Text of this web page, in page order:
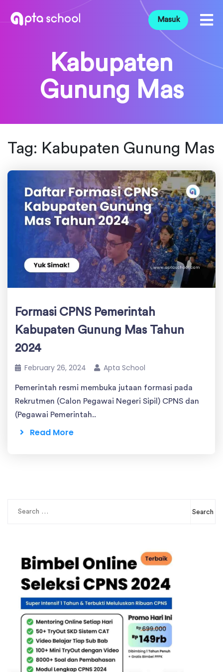
Masuk
Kabupaten
Gunung Mas
Tag: Kabupaten Gunung Mas
Formasi CPNS Pemerintah
Kabupaten Gunung Mas Tahun
2024
February 26, 2024 Apta School
Pemerintah resmi membuka jutaan formasi pada
Rekrutmen (Calon Pegawai Negeri Sipil) CPNS dan
(Pegawai Pemerintah..
Read More
Search